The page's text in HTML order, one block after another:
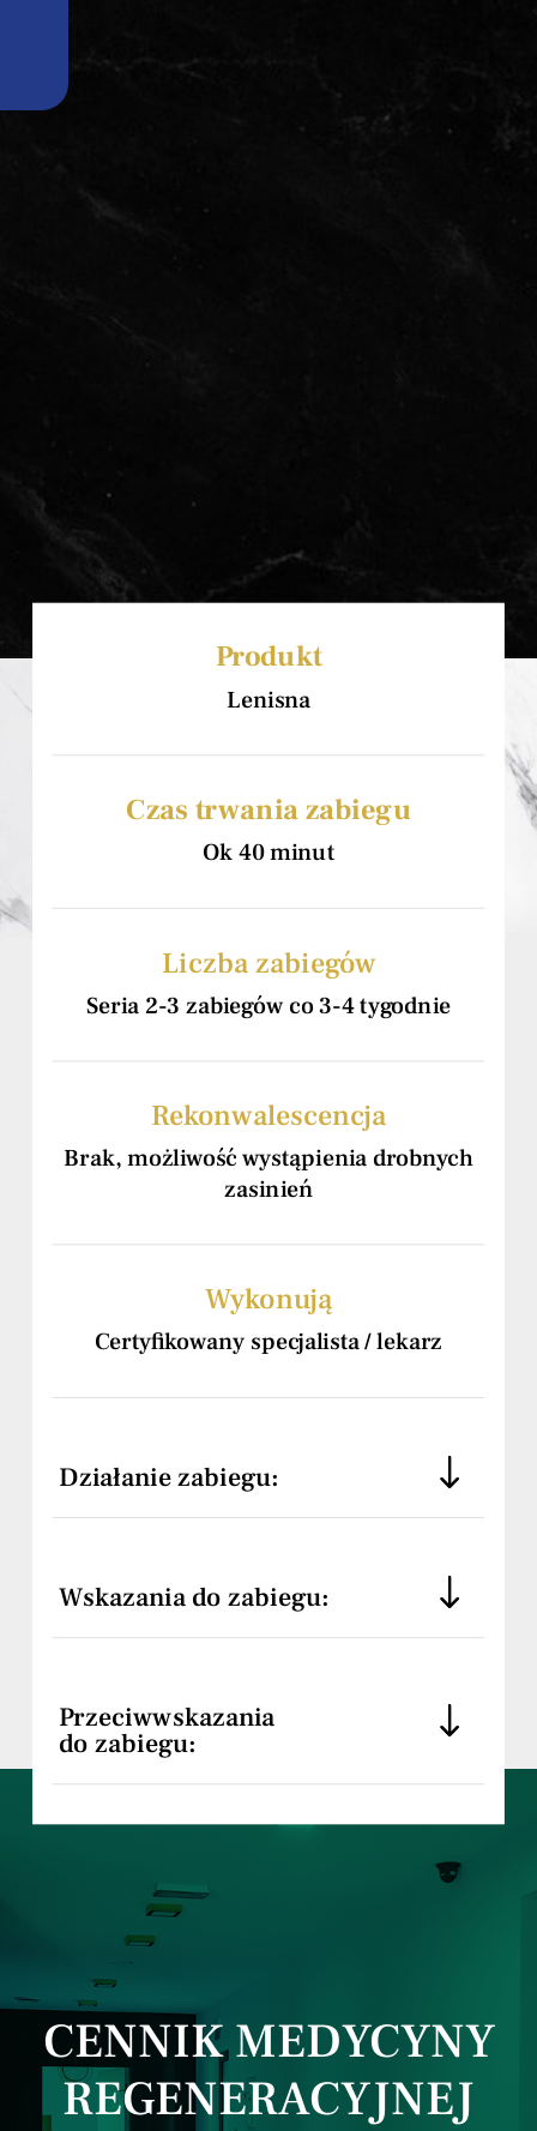
SZKOLENIA- DEPILACJA
LASEROWA
WYNAJEM LASERÓW
KONTAKT
Produkt
Lenisna
Czas trwania zabiegu
Ok 40 minut
Liczba zabiegów
Seria 2-3 zabiegów co 3-4 tygodnie
Rekonwalescencja
Brak, możliwość wystąpienia drobnych
zasinień
Wykonują
Certyfikowany specjalista / lekarz
Działanie zabiegu:
Wskazania do zabiegu:
Przeciwwskazania
do zabiegu:
CENNIK MEDYCYNY
REGENERACYJNEJ